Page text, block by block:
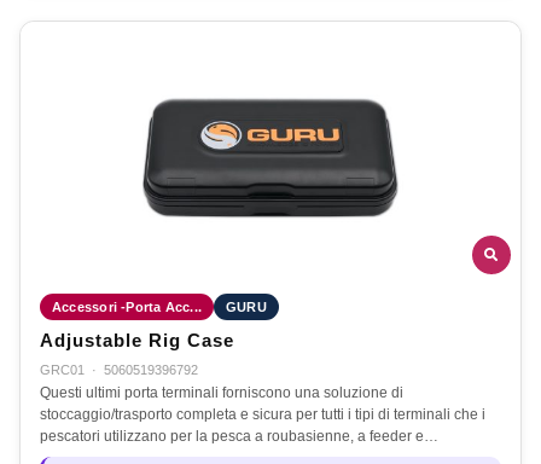
Accessori -Porta Acc... GURU
Adjustable Rig Case
GRC01 · 5060519396792
Questi ultimi porta terminali forniscono una soluzione di
stoccaggio/trasporto completa e sicura per tutti i tipi di terminali che i
pescatori utilizzano per la pesca a roubasienne, a feeder e…